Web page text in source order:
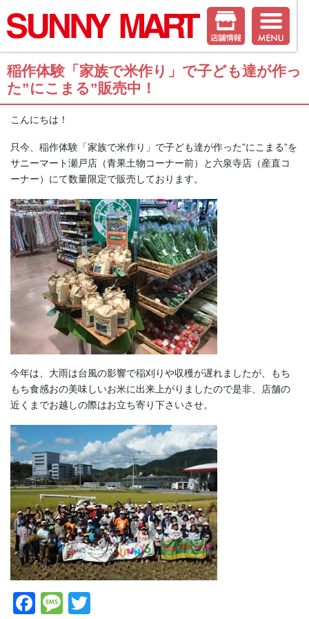
稲作体験「家族で米作り」で子ども達が作っ
た”にこまる”販売中！
こんにちは！
只今、稲作体験「家族で米作り」で子ども達が作った”にこまる”を
サニーマート瀬戸店（青果土物コーナー前）と六泉寺店（産直コ
ーナー）にて数量限定で販売しております。
今年は、大雨は台風の影響で稲刈りや収穫が遅れましたが、もち
もち食感おの美味しいお米に出来上がりましたので是非、店舗の
近くまでお越しの際はお立ち寄り下さいさせ。
F
M